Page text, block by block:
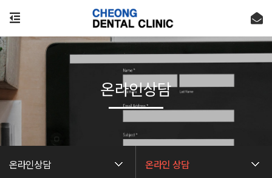
온라인상담 온라인 상담
온라인상담